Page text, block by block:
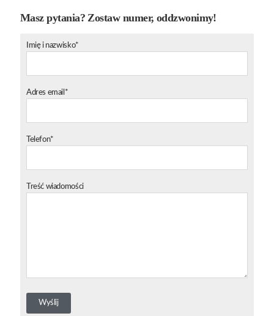
Masz pytania? Zostaw numer, oddzwonimy!
Imię i nazwisko*
Adres email*
Telefon*
Treść wiadomości